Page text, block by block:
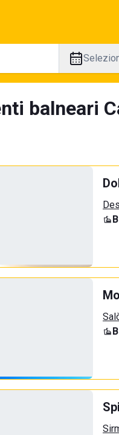
balneari